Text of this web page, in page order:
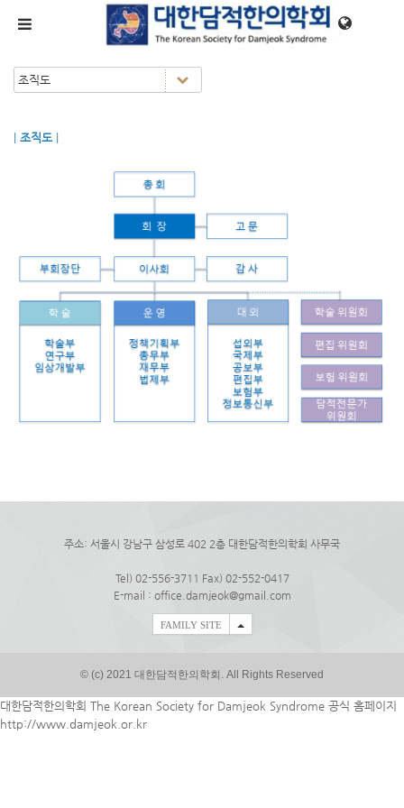
조직도|
주소: 서울시 강남구 삼성로 402 2층 대한담적한의학회 사무국
Tel) 02-556-3711 Fax) 02-552-0417
E-mail : office.damjeok@gmail.com
FAMILY SITE
© (c) 2021 대한담적한의학회. All Rights Reserved
대한담적한의학회 The Korean Society for Damjeok Syndrome 공식 홈페이지
http://www.damjeok.or.kr